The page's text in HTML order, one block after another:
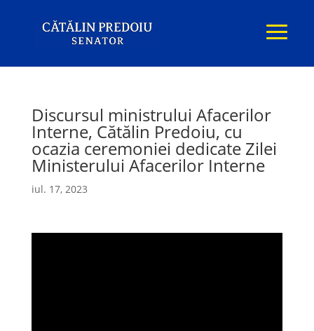
Discursul ministrului Afacerilor
Interne, Cătălin Predoiu, cu
ocazia ceremoniei dedicate Zilei
Ministerului Afacerilor Interne
iul. 17, 2023